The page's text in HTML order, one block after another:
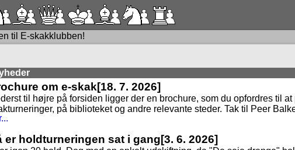
til E-skakklubben!
om e-skak[18. 7. 2026]
til højre på forsiden ligger der en brochure, som du opfordres til
på biblioteket og andre relevante steder. Tak til Peer
er holdturneringen sat i gang[3. 6. 2026]